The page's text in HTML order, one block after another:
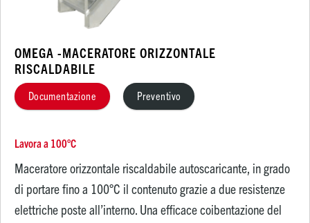
OMEGA -MACERATORE ORIZZONTALE
RISCALDABILE
Documentazione Preventivo
Lavora a 100°C
Maceratore orizzontale riscaldabile autoscaricante, in grado
di portare fino a 100°C il contenuto grazie a due resistenze
elettriche poste all’interno. Una efficace coibentazione del